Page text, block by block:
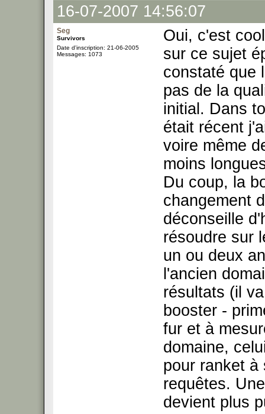
16-07-2007 14:56:07
Seg
Survivors
Date d'inscription: 21-06-2005
Messages: 1073
Oui, c'est
sur ce sujet
constaté que
pas de la
initial. Dans
était récent
voire même
moins
Du coup, la
changement
déconseille
résoudre sur
un ou deux
l'ancien
résultats (il
booster -
fur et à
domaine,
pour ranket à
requêtes.
devient plus